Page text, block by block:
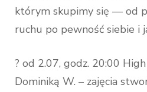
którym skupimy się — od
ruchu po pewność siebie i
? od 2.07, godz. 20:00
Dominiką W. – zajęcia